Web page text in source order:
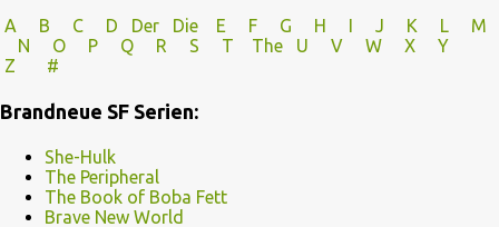
A
B C D Der Die E F G H I J K L
M
N
O P Q R S T The U V
W X Y
Z
#
Brandneue SF Serien:
She-Hulk
The Peripheral
The Book of Boba Fett
Brave New World